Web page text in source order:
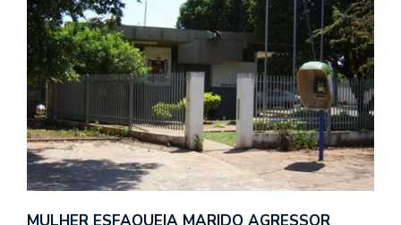
MULHER ESFAQUEIA MARIDO AGRESSOR